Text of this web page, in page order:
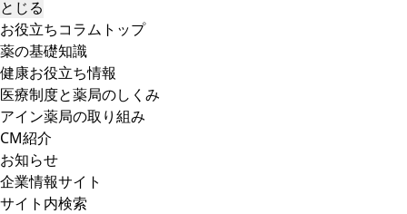
とじる
お役立ちコラムトップ
薬の基礎知識
健康お役立ち情報
医療制度と薬局のしくみ
アイン薬局の取り組み
CM紹介
お知らせ
企業情報サイト
サイト内検索